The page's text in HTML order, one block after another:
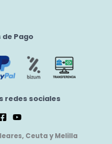
de Pago
redes sociales
Ceuta y Melilla